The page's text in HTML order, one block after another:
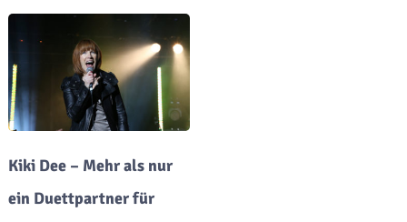
Kiki Dee – Mehr als nur
ein Duettpartner für